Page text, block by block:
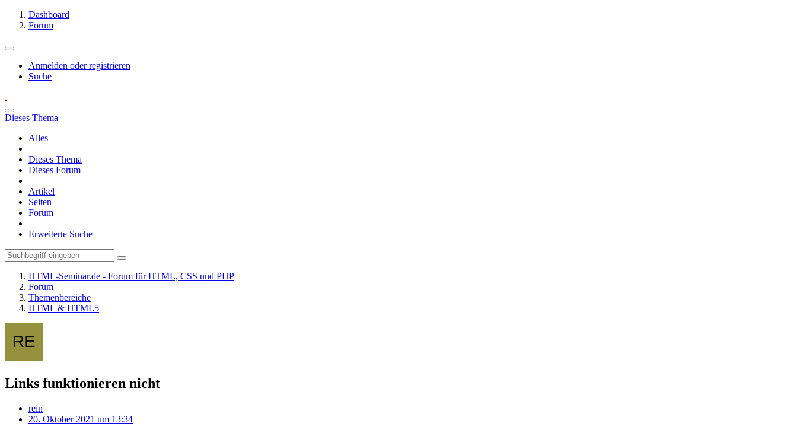
Dashboard
Forum
Anmelden oder registrieren
Suche
Dieses Thema
Alles
Dieses Thema
Dieses Forum
Artikel
Seiten
Forum
Erweiterte Suche
HTML-Seminar.de - Forum für HTML, CSS und PHP
Forum
Themenbereiche
HTML & HTML5
Links funktionieren nicht
rein
20. Oktober 2021 um 13:34